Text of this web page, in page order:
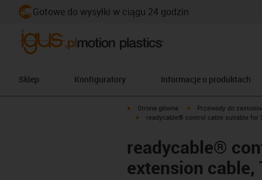
Gotowe do wysyłki w ciągu 24 godzin
Sklep Konfiguratory Informacje o produktach
igus-icon-arrow-right
Strona główna igus-icon-arrow-right
Przewody do
igus-icon-arrow-right
readycable® control cable suitable for
readycable®
extension cable,